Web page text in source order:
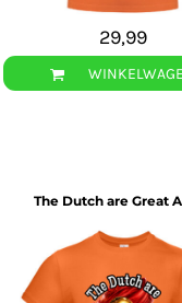
29,99
The Dutch are Great